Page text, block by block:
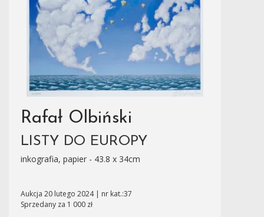
Rafał Olbiński
LISTY DO EUROPY
inkografia, papier - 43.8 x 34cm
Aukcja 20 lutego 2024 | nr kat.:37
Sprzedany za 1 000 zł